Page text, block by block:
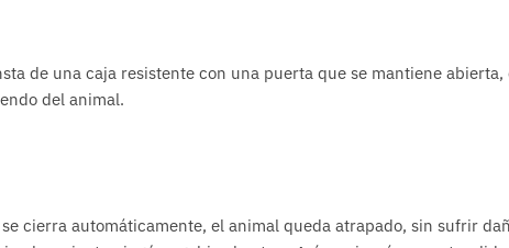
de una caja resistente con una puerta que se mantiene
del animal.
cierra automáticamente, el animal queda atrapado, sin sufrir